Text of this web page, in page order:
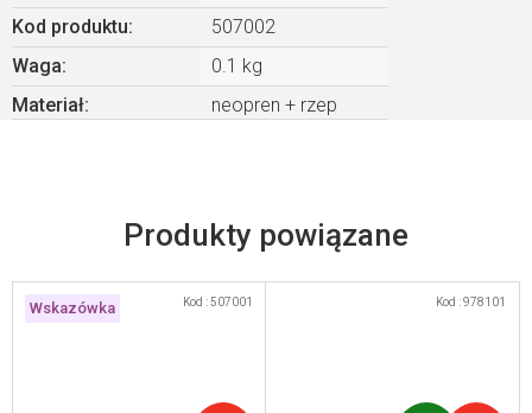
Produkty powiązane
Wskazówka Kod :507001 Kod :978101
Kod produktu:
507002
Waga:
0.1 kg
Materiał: neopren + rzep